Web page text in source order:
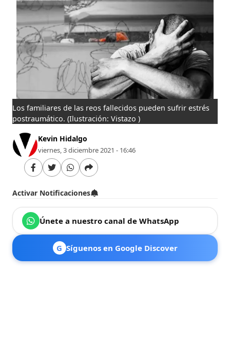
Los familiares de las reos fallecidos pueden sufrir estrés
postraumático.(Ilustración: Vistazo )
Kevin Hidalgo
viernes, 3 diciembre 2021 - 16:46
Activar Notificaciones
Únete a nuestro canal de WhatsApp
G Síguenos en Google Discover